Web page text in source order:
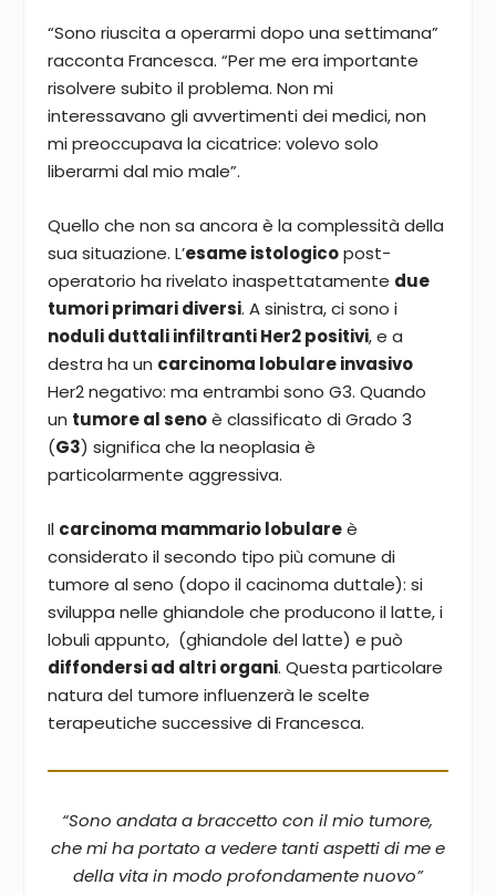
“Sono riuscita a operarmi dopo una settimana”
racconta Francesca. “Per me era importante
risolvere subito il problema. Non mi
interessavano gli avvertimenti dei medici, non
mi preoccupava la cicatrice: volevo solo
liberarmi dal mio male”.
Quello che non sa ancora è la complessità della
sua situazione. L’esame istologicopost-
operatorio ha rivelato inaspettatamente due
tumori primari diversi. A sinistra, ci sono i
noduli duttali infiltranti Her2 positivi, e a
destra ha un carcinoma lobulare invasivo
Her2 negativo: ma entrambi sono G3. Quando
un tumore al senoè classificato di Grado 3
(G3) significa che la neoplasia è
particolarmente aggressiva.
Il carcinoma mammario lobulareè
considerato il secondo tipo più comune di
tumore al seno (dopo il cacinoma duttale): si
sviluppa nelle ghiandole che producono il latte, i
lobuli appunto, (ghiandole del latte) e può
diffondersi ad altri organi. Questa particolare
natura del tumore influenzerà le scelte
terapeutiche successive di Francesca.
“Sono andata a braccetto con il mio tumore,
che mi ha portato a vedere tanti aspetti di me e
della vita in modo profondamente nuovo”